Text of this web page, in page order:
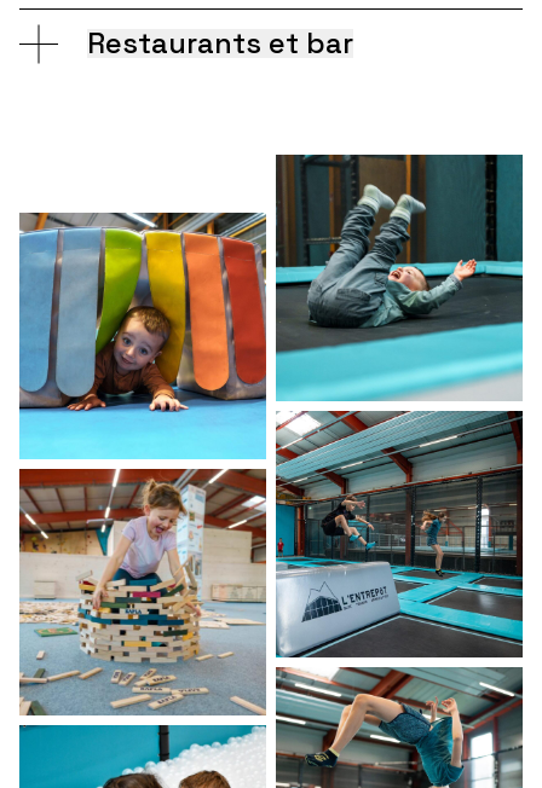
Trouve ton bonheur !
Pour que tout le monde profite de
Les enfants de 0 à 12 ans (12 ans compris)
doivent en tout temps être sous la
surveillance d'un adulte responsable de 16
ans et +.
Les jeunes de 13 à 14 ans (14 ans compris)
peuvent venir seuls à l'Entrepôt mais
restent sous la responsabilité de leurs
parents. Une décharge doit être
téléchargée et signée par un parent
responsable.
Les jeunes de 15 ans et plus
peuvent venir seuls à L'Entrepôt.
Décharge parentale
Restaurants et bar